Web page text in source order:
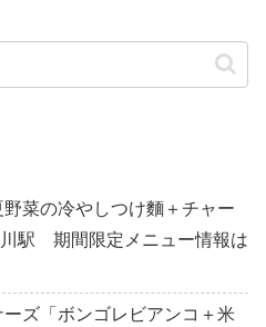
菜の冷やしつけ麵＋チャー
駅 期間限定メニュー情報は
ズ「ボンゴレビアンコ＋米